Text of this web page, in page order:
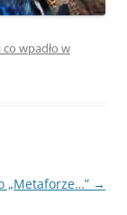
wpadło w
„Metaforze…” →